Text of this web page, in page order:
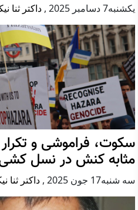
يكشنبه7 دسامبر 2025 , داکتر ثنا
سکوت، فراموشی و تکرار
مثابه کنش در نسل کشی
سه شنبه17 جون 2025 , داکتر ثنا